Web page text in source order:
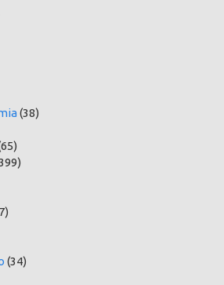
(38)
(34)